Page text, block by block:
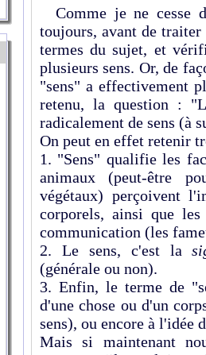
Comme je ne cesse
toujours, avant de
termes du sujet, et
plusieurs sens. Or, de
"sens" a effectivement
retenu, la question :
radicalement de sens (à
On peut en effet retenir
1. "Sens" qualifie les
animaux (peut-être
végétaux) perçoivent
corporels, ainsi que
communication (les
2. Le sens, c'est la
(générale ou non).
3. Enfin, le terme de
d'une chose ou d'un
sens), ou encore à l'idée
Mais si maintenant